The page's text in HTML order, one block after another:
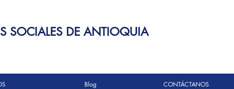
SOCIALES DE ANTIOQUIA
Blog CONTÁCTANOS